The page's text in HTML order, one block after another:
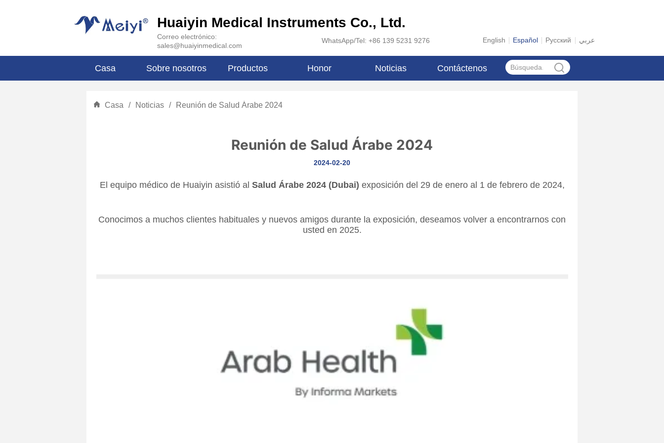
Huaiyin Medical Instruments Co., Ltd.
Correo electrónico:
sales@huaiyinmedical.com
WhatsApp/Tel: +86 139 5231 9276 English Español Русский عربي
Casa Sobre nosotros Productos Honor Noticias Contáctenos
Casa / Noticias / Reunión de Salud Árabe 2024
Reunión de Salud Árabe 2024
2024-02-20